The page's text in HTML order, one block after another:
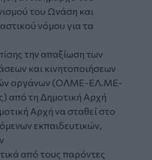
του Ωνάση και
νόμου για τα
την απαξίωση των
και κινητοποιήσεων
οργάνων (ΟΛΜΕ-ΕΛ.ΜΕ-
από τη Δημοτική Αρχή
Αρχή να σταθεί στο
εκπαιδευτικών,
από τους παρόντες